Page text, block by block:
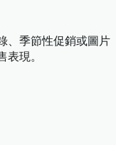
、季節性促銷或圖片
現。